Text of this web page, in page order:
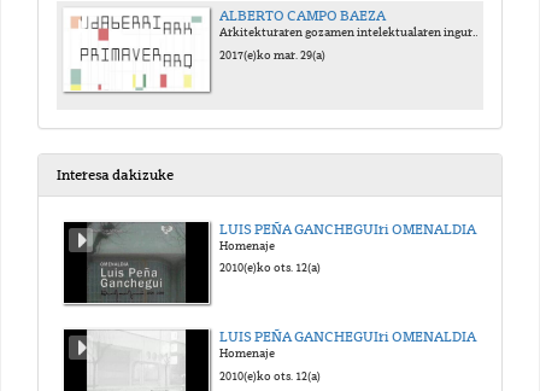
ALBERTO CAMPO BAEZA
Arkitekturaren gozamen intelektualaren inguruan
2017(e)ko mar. 29(a)
Interesa dakizuke
Homenaje
2010(e)ko ots. 12(a)
LUIS PEÑA GANCHEGUIri OMENALDIA. 2. Zatia
Homenaje
2010(e)ko ots. 12(a)